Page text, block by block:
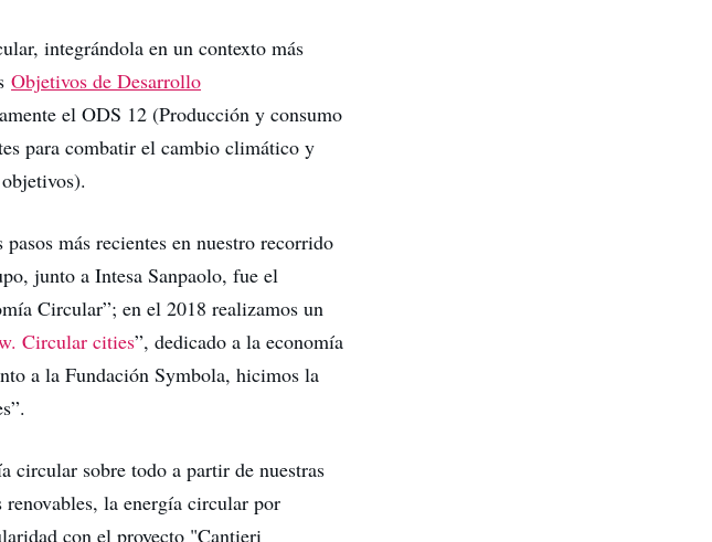
integrándola en un contexto más
Objetivos de Desarrollo
el ODS 12 (Producción y consumo
para combatir el cambio climático y
más recientes en nuestro recorrido
junto a Intesa Sanpaolo, fue el
Circular”; en el 2018 realizamos un
Circular cities”, dedicado a la economía
a la Fundación Symbola, hicimos la
circular sobre todo a partir de nuestras
la energía circular por
con el proyecto "Cantieri